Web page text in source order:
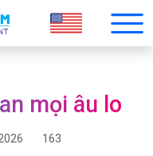
mọi âu lo
163